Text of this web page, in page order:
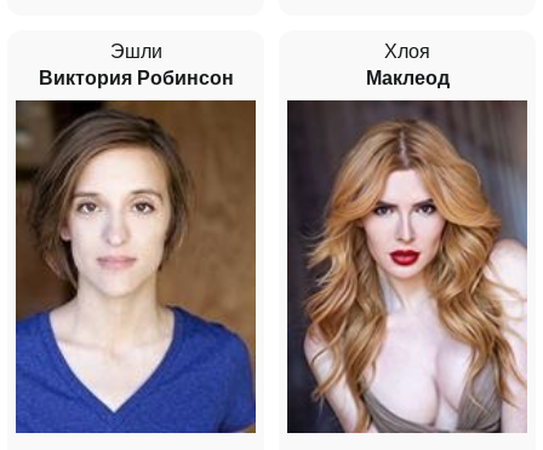
Эшли
Виктория Робинсон
Хлоя
Маклеод